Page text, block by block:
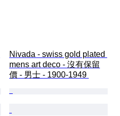
Nivada - swiss gold plated
mens art deco - 沒有保留
價 - 男士 - 1900-1949